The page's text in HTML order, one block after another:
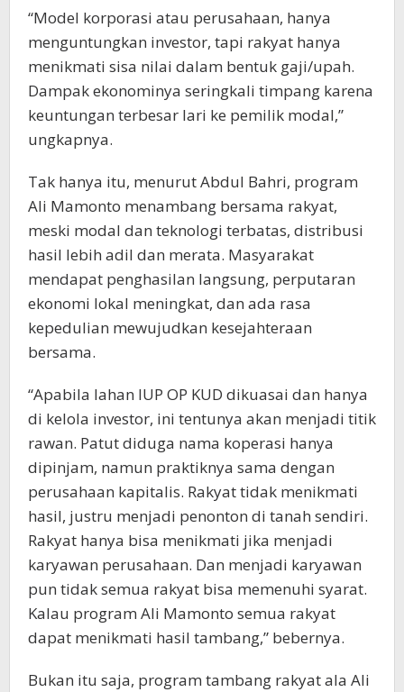
“Model korporasi atau perusahaan, hanya
menguntungkan investor, tapi rakyat hanya
menikmati sisa nilai dalam bentuk gaji/upah.
Dampak ekonominya seringkali timpang karena
keuntungan terbesar lari ke pemilik modal,”
ungkapnya.
Tak hanya itu, menurut Abdul Bahri, program
Ali Mamonto menambang bersama rakyat,
meski modal dan teknologi terbatas, distribusi
hasil lebih adil dan merata. Masyarakat
mendapat penghasilan langsung, perputaran
ekonomi lokal meningkat, dan ada rasa
kepedulian mewujudkan kesejahteraan
bersama.
“Apabila lahan IUP OP KUD dikuasai dan hanya
di kelola investor, ini tentunya akan menjadi titik
rawan. Patut diduga nama koperasi hanya
dipinjam, namun praktiknya sama dengan
perusahaan kapitalis. Rakyat tidak menikmati
hasil, justru menjadi penonton di tanah sendiri.
Rakyat hanya bisa menikmati jika menjadi
karyawan perusahaan. Dan menjadi karyawan
pun tidak semua rakyat bisa memenuhi syarat.
Kalau program Ali Mamonto semua rakyat
dapat menikmati hasil tambang,” bebernya.
Bukan itu saja, program tambang rakyat ala Ali